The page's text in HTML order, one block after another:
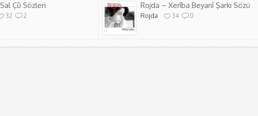
Çû Sözleri
32 2
Rojda – Xerîba Beyanî Şarkı Sözü
Rojda 34 0